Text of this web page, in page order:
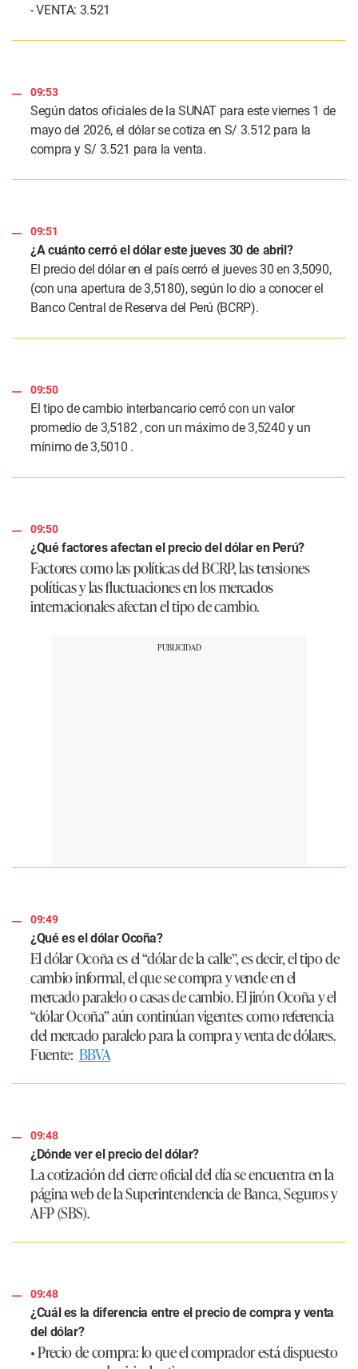
- VENTA: 3.521
09:53
Según datos oficiales de la SUNAT para este viernes 1 de
mayo del 2026, el dólar se cotiza en S/ 3.512 para la
compra y S/ 3.521 para la venta.
09:51
¿A cuánto cerró el dólar este jueves 30 de abril?
El precio del dólar en el país cerró el jueves 30 en 3,5090,
(con una apertura de 3,5180), según lo dio a conocer el
Banco Central de Reserva del Perú (BCRP).
09:50
El tipo de cambio interbancario cerró con un valor
promedio de 3,5182 , con un máximo de 3,5240 y un
mínimo de 3,5010 .
09:50
¿Qué factores afectan el precio del dólar en Perú?
Factores como las políticas del BCRP, las tensiones
políticas y las fluctuaciones en los mercados
internacionales afectan el tipo de cambio.
09:49
¿Qué es el dólar Ocoña?
El dólar Ocoña es el “dólar de la calle”, es decir, el tipo de
cambio informal, el que se compra y vende en el
mercado paralelo o casas de cambio. El jirón Ocoña y el
“dólar Ocoña” aún continúan vigentes como referencia
del mercado paralelo para la compra y venta de dólares.
Fuente: BBVA
09:48
¿Dónde ver el precio del dólar?
La cotización del cierre oficial del día se encuentra en la
página web de la Superintendencia de Banca, Seguros y
AFP (SBS).
09:48
¿Cuál es la diferencia entre el precio de compra y venta
del dólar?
• Precio de compra: lo que el comprador está dispuesto